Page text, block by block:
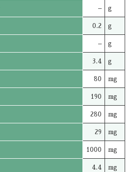
– g
0.2 g
– g
3.4 g
80 mg
190 mg
280 mg
29 mg
1000 mg
4.4 mg